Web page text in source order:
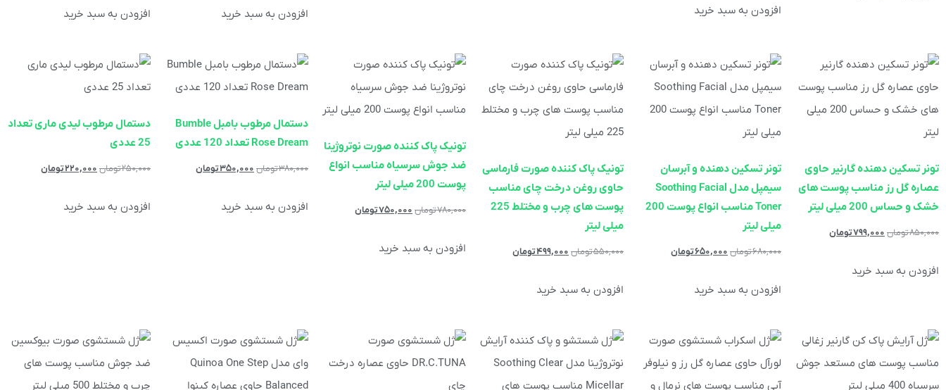
افزودن به سبد خرید افزودن به سبد خرید افزودن به سبد خرید
تونر تسکین دهنده گارنیر حاوی
عصاره گل رز مناسب پوست های
خشک و حساس 200 میلی لیتر
۸۵۰,۰۰۰تومان ۷۹۹,۰۰۰تومان
افزودن به سبد خرید
تونر تسکین دهنده و آبرسان
سیمپل مدل Soothing Facial
Toner مناسب انواع پوست 200
میلی لیتر
۶۸۰,۰۰۰تومان ۶۵۰,۰۰۰تومان
افزودن به سبد خرید
تونیک پاک کننده صورت فارماسی
حاوی روغن درخت چای مناسب
پوست های چرب و مختلط 225
میلی لیتر
۵۵۰,۰۰۰تومان ۴۹۹,۰۰۰تومان
افزودن به سبد خرید
تونیک پاک کننده صورت نوتروژینا
ضد جوش سرسیاه مناسب انواع
پوست 200 میلی لیتر
۷۸۰,۰۰۰تومان ۷۵۰,۰۰۰تومان
افزودن به سبد خرید
دستمال مرطوب بامبل Bumble
Rose Dream تعداد 120 عددی
۳۸۰,۰۰۰تومان ۳۵۰,۰۰۰تومان
افزودن به سبد خرید
دستمال مرطوب لیدی ماری تعداد
25 عددی
۲۵۰,۰۰۰تومان ۲۲۰,۰۰۰تومان
افزودن به سبد خرید